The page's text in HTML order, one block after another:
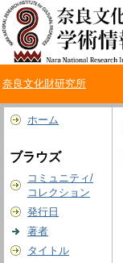
奈良文化財研究所
ホーム
ブラウズ
コミュニティ/
コレクション
発行日
著者
タイトル